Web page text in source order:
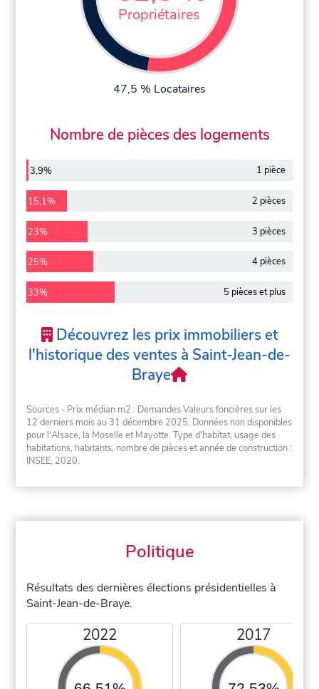
Propriétaires
47,5 % Locataires
Nombre de pièces des logements
3,9% 1 pièce
15,1% 2 pièces
23% 3 pièces
25% 4 pièces
33% 5 pièces et plus
Découvrez les prix immobiliers et
l'historique des ventes à Saint-Jean-de-
Braye
Sources - Prix médian m2 : Demandes Valeurs foncières sur les
12 derniers mois au 31 décembre 2025. Données non disponibles
pour l'Alsace, la Moselle et Mayotte. Type d'habitat, usage des
habitations, habitants, nombre de pièces et année de construction :
INSEE, 2020.
Politique
Résultats des dernières élections présidentielles à
Saint-Jean-de-Braye.
2022 2017